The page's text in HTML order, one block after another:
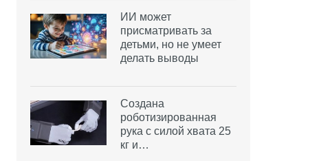
ИИ может
присматривать за
детьми, но не умеет
делать выводы
Создана
роботизированная
рука с силой хвата 25
кг и…